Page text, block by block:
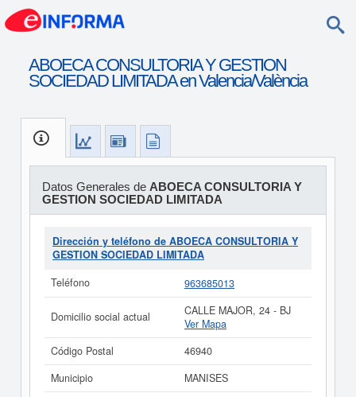
ABOECA CONSULTORIA Y GESTION
SOCIEDAD LIMITADA en Valencia/València
Datos Generales de ABOECA CONSULTORIA Y
GESTION SOCIEDAD LIMITADA
Dirección y teléfono de ABOECA CONSULTORIA Y
GESTION SOCIEDAD LIMITADA
Teléfono
963685013
Domicilio social actual
CALLE MAJOR, 24 - BJ
Ver Mapa
Código Postal
46940
Municipio
MANISES